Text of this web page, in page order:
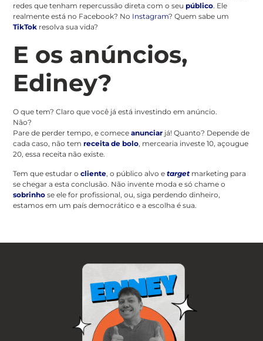
redes que tenham repercussão direta com o seupúblico. Ele
realmente está no Facebook? No Instagram? Quem sabe um
TikTok resolva sua vida?
E os anúncios,
Ediney?
O que tem? Claro que você já está investindo em anúncio.
Não?
Pare de perder tempo, e comeceanunciar já! Quanto? Depende de
cada caso, não temreceita de bolo, mercearia investe 10, açougue
20, essa receita não existe.
Tem que estudar ocliente, o público alvo etarget marketing para
se chegar a esta conclusão. Não invente moda e só chame o
sobrinho se ele for profissional, ou, siga perdendo dinheiro,
estamos em um país democrático e a escolha é sua.